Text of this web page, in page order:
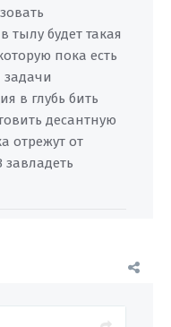
тылу будет такая
пока есть
задачи
в глубь бить
десантную
отрежут от